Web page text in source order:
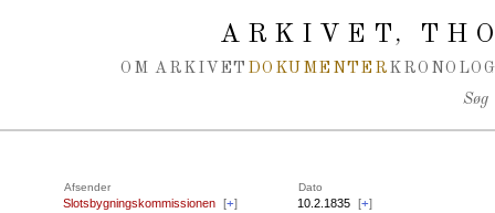
ARKIVET,
OM ARKIVET DOKUMENTER
Søg
Afsender Dato
Slotsbygningskommissionen [+] 10.2.1835 [+]